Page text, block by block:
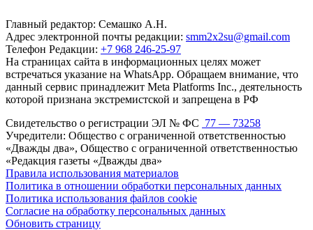
Главный редактор: Семашко А.Н.
Адрес электронной почты редакции: smm2x2su@gmail.com
Телефон Редакции: +7 968 246-25-97
На страницах сайта в информационных целях может
встречаться указание на WhatsApp. Обращаем внимание, что
данный сервис принадлежит Meta Platforms Inc., деятельность
которой признана экстремистской и запрещена в РФ
Свидетельство о регистрации ЭЛ № ФС 77 — 73258
Учредители: Общество с ограниченной ответственностью
«Дважды два», Общество с ограниченной ответственностью
«Редакция газеты «Дважды два»
Правила использования материалов
Политика в отношении обработки персональных данных
Политика использования файлов cookie
Согласие на обработку персональных данных
Обновить страницу